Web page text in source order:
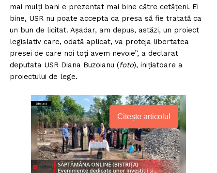
mai mulți bani e prezentat mai bine către cetățeni. Ei
bine, USR nu poate accepta ca presa să fie tratată ca
un bun de licitat. Așadar, am depus, astăzi, un proiect
legislativ care, odată aplicat, va proteja libertatea
presei de care noi toți avem nevoie”, a declarat
deputata USR Diana Buzoianu (foto), inițiatoare a
proiectului de lege.
Citește articolul